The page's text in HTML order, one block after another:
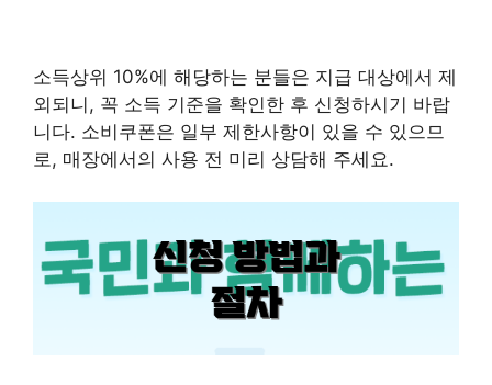
소득상위 10%에 해당하는 분들은 지급 대상에서 제
외되니, 꼭 소득 기준을 확인한 후 신청하시기 바랍
니다. 소비쿠폰은 일부 제한사항이 있을 수 있으므
로, 매장에서의 사용 전 미리 상담해 주세요.